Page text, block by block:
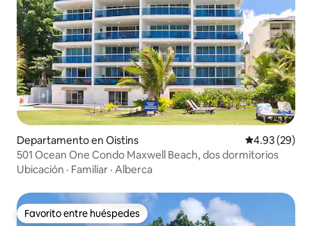
Departamento en Oistins Calificación
4.93 (29)
501 Ocean One Condo Maxwell Beach, dos dormitorios
Ubicación · Familiar · Alberca
Favorito entre huéspedes
Favorito entre huéspedes